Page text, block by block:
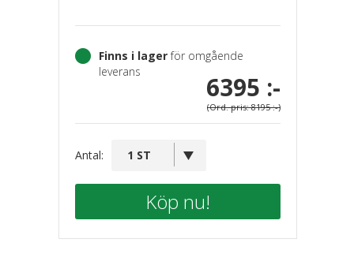
Finns i lagerför omgående
leverans
6395 :-
(Ord. pris: 8195 :-)
Antal:
Köp nu!